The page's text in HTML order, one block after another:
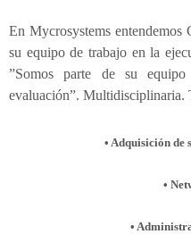
En Mycrosystems entendemos
su equipo de trabajo en la
”Somos parte de su
evaluación”. Multidisciplinaria.
• Adquisición de
•
•